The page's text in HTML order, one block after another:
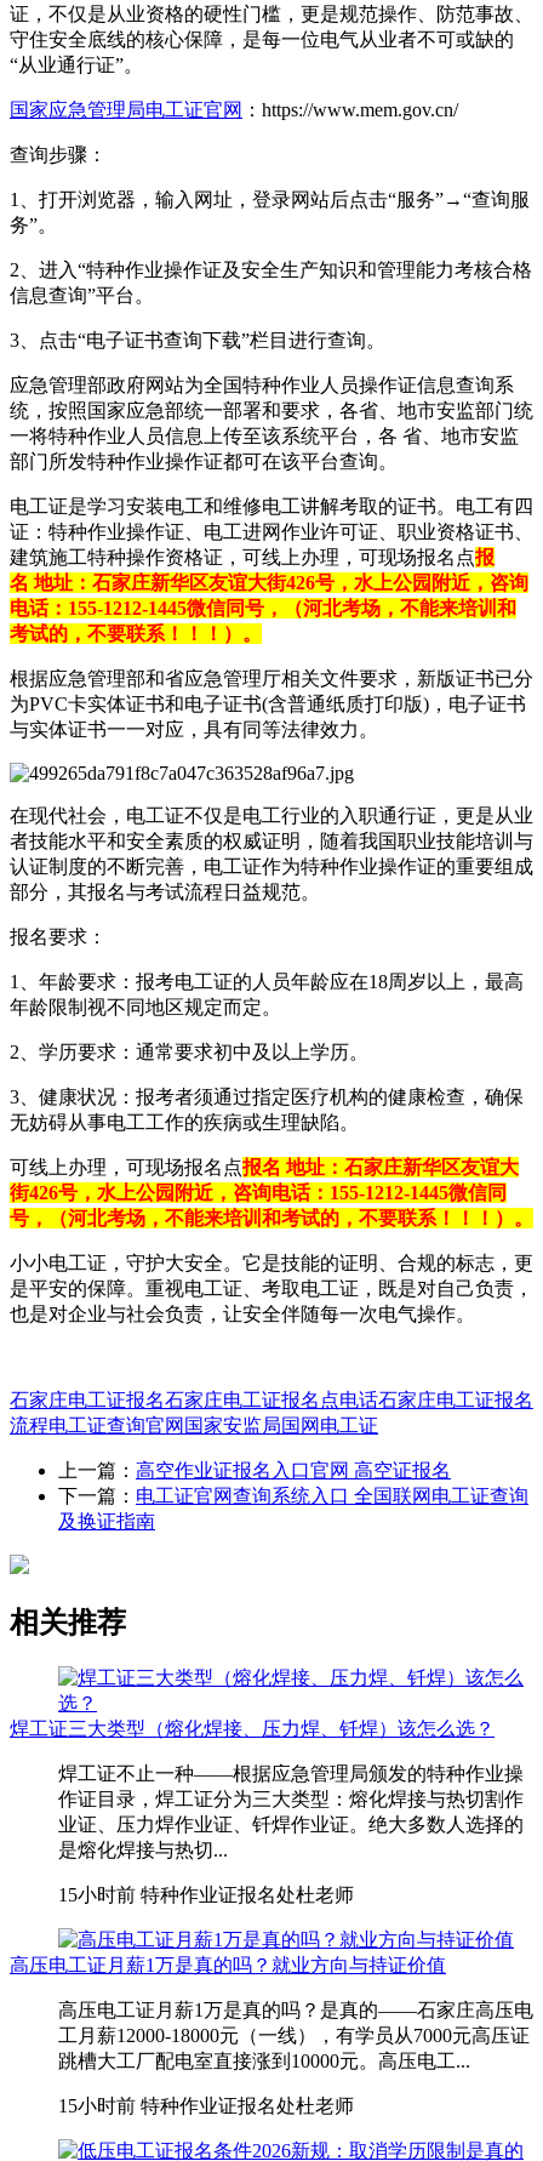
证，不仅是从业资格的硬性门槛，更是规范操作、防范事故、
守住安全底线的核心保障，是每一位电气从业者不可或缺的
“从业通行证”。
国家应急管理局电工证官网 ：https://www.mem.gov.cn/
查询步骤：
1、打开浏览器，输入网址，登录网站后点击“服务”→“查询服
务”。
2、进入“特种作业操作证及安全生产知识和管理能力考核合格
信息查询”平台。
3、点击“电子证书查询下载”栏目进行查询。
应急管理部政府网站为全国特种作业人员操作证信息查询系
统，按照国家应急部统一部署和要求，各省、地市安监部门统
一将特种作业人员信息上传至该系统平台，各 省、地市安监
部门所发特种作业操作证都可在该平台查询。
电工证是学习安装电工和维修电工讲解考取的证书。电工有四
证：特种作业操作证、电工进网作业许可证、职业资格证书、
建筑施工特种操作资格证，可线上办理，可现场报名点报
名 地址：石家庄新华区友谊大街426号，水上公园附近，咨询
电话：155-1212-1445微信同号，（河北考场，不能来培训和
考试的，不要联系！！！）。
根据应急管理部和省应急管理厅相关文件要求，新版证书已分
为PVC卡实体证书和电子证书(含普通纸质打印版)，电子证书
与实体证书一一对应，具有同等法律效力。
在现代社会，电工证不仅是电工行业的入职通行证，更是从业
者技能水平和安全素质的权威证明，随着我国职业技能培训与
认证制度的不断完善，电工证作为特种作业操作证的重要组成
部分，其报名与考试流程日益规范。
报名要求：
1、年龄要求：报考电工证的人员年龄应在18周岁以上，最高
年龄限制视不同地区规定而定。
2、学历要求：通常要求初中及以上学历。
3、健康状况：报考者须通过指定医疗机构的健康检查，确保
无妨碍从事电工工作的疾病或生理缺陷。
可线上办理，可现场报名点报名 地址：石家庄新华区友谊大
街426号，水上公园附近，咨询电话：155-1212-1445微信同
号，（河北考场，不能来培训和考试的，不要联系！！！）。
小小电工证，守护大安全。它是技能的证明、合规的标志，更
是平安的保障。重视电工证、考取电工证，既是对自己负责，
也是对企业与社会负责，让安全伴随每一次电气操作。
石家庄电工证报名石家庄电工证报名点电话石家庄电工证报名
流程电工证查询官网 国家安监局国网电工证
上一篇： 高空作业证报名入口官网 高空证报名
下一篇： 电工证官网查询系统入口 全国联网电工证查询
及换证指南
相关推荐
焊工证三大类型（熔化焊接、压力焊、钎焊）该怎么选？
焊工证不止一种——根据应急管理局颁发的特种作业操
作证目录，焊工证分为三大类型：熔化焊接与热切割作
业证、压力焊作业证、钎焊作业证。绝大多数人选择的
是熔化焊接与热切...
15小时前 特种作业证报名处杜老师
高压电工证月薪1万是真的吗？就业方向与持证价值
高压电工证月薪1万是真的吗？是真的——石家庄高压电
工月薪12000-18000元（一线），有学员从7000元高压证
跳槽大工厂配电室直接涨到10000元。高压电工...
15小时前 特种作业证报名处杜老师